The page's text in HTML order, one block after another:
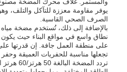
يوفر مقاومة معززة للتآكل والتلف،
الصرف الصحي القاسية.
بالإضافة إلى ذلك، تُستخدم مضخة
نطاق واسع في مواقع البناء حيث
تجعلها مناسبة للحفريات العميقة
تردد